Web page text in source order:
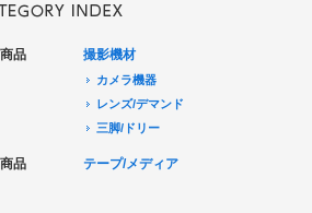
品 撮影機材
カメラ機器
レンズ/デマンド
三脚/ドリー
品 テープ/メディア